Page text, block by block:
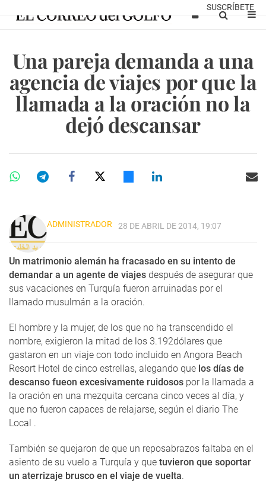
SUSCRÍBETE
Una pareja demanda a una
agencia de viajes por que la
llamada a la oración no la
dejó descansar
ADMINISTRADOR 28 DE ABRIL DE 2014, 19:07
Un matrimonio alemán ha fracasado en su intento de
demandar a un agente de viajes después de asegurar que
sus vacaciones en Turquía fueron arruinadas por el
llamado musulmán a la oración.
El hombre y la mujer, de los que no ha transcendido el
nombre, exigieron la mitad de los 3.192dólares que
gastaron en un viaje con todo incluido en Angora Beach
Resort Hotel de cinco estrellas, alegando que los días de
descanso fueon excesivamente ruidosos por la llamada a
la oración en una mezquita cercana cinco veces al día, y
que no fueron capaces de relajarse, según el diario The
Local .
También se quejaron de que un reposabrazos faltaba en el
asiento de su vuelo a Turquía y que tuvieron que soportar
un aterrizaje brusco en el viaje de vuelta.